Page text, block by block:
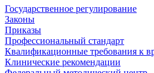
Государственное регулирование
Законы
Приказы
Профессиональный стандарт
Квалификационные требования к
Клинические рекомендации